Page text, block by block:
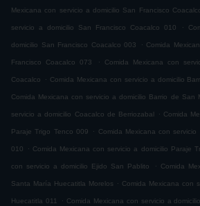
Mexicana con servicio a domicilio San Francisco
servicio a domicilio San Francisco Coacalco 010 .
domicilio San Francisco Coacalco 003 . Comida
Francisco Coacalco 073 . Comida Mexicana con
Coacalco . Comida Mexicana con servicio a domicilio
Comida Mexicana con servicio a domicilio Barrio de San
servicio a domicilio Coacalco de Berriozabal . Comida
Paraje Trigo Tenco 009 . Comida Mexicana con
010 . Comida Mexicana con servicio a domicilio Paraje
con servicio a domicilio Ejido San Pablito . Comida
Santa María Huecatitla Morelos . Comida Mexicana con
Huecatitla 011 . Comida Mexicana con servicio a